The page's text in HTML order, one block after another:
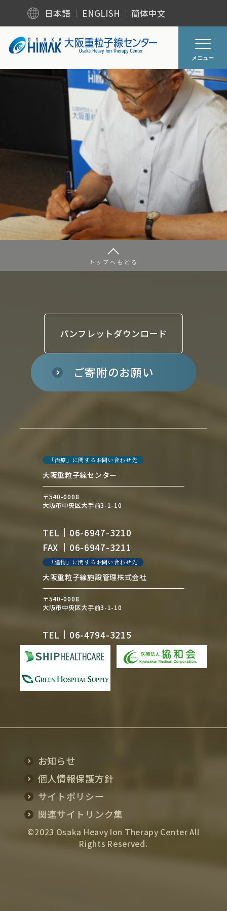
日本語 ENGLISH 簡体中文
メニュー
トップへもどる
パンフレットダウンロード
ご寄附のお願い
「治療」に関するお問い合わせ先
大阪重粒子線センター
〒540-0008
大阪市中央区大手前3-1-10
TEL
06-6947-3210
FAX
06-6947-3211
「建物」に関するお問い合わせ先
大阪重粒子線施設管理株式会社
〒540-0008
大阪市中央区大手前3-1-10
TEL 06-4794-3215
お知らせ
個人情報保護方針
サイトポリシー
関連サイトリンク集
©2023 Osaka Heavy Ion Therapy Center All
Rights Reserved.